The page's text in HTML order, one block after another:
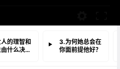
的理智和
什么决
3.为何她总会在
你面前提他好？